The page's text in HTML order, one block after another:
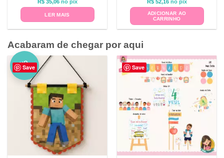
R$35,06 no pix
LER MAIS
R$52,16 no pix
ADICIONAR AO
CARRINHO
Acabaram de chegar por aqui
Save
NO
VO Save